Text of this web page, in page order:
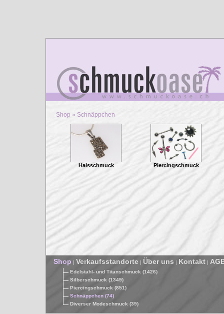
Shop » Schnäppchen
Halsschmuck Piercingschmuck
Shop | Verkaufsstandorte | Über uns | Kontakt |
Edelstahl- und Titanschmuck (1426)
Silberschmuck (1349)
Piercingschmuck (851)
Schnäppchen (74)
Diverser Modeschmuck (39)